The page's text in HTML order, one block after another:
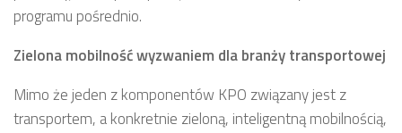
programu pośrednio.
Zielona mobilność wyzwaniem dla branży transportowej
Mimo że jeden z komponentów KPO związany jest z
transportem, a konkretnie zieloną, inteligentną mobilnością,